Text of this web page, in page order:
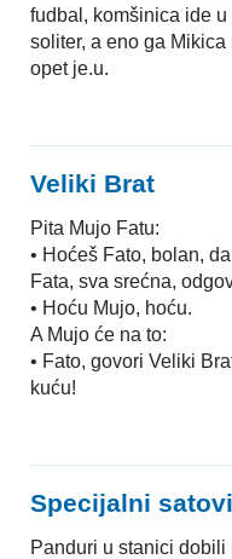
fudbal, komšinica ide
soliter, a eno ga
opet je.u.
Veliki Brat
Pita Mujo Fatu:
• Hoćeš Fato, bolan,
Fata, sva srećna,
• Hoću Mujo, hoću.
A Mujo će na to:
• Fato, govori Veliki
kuću!
Specijalni satovi
Panduri u stanici